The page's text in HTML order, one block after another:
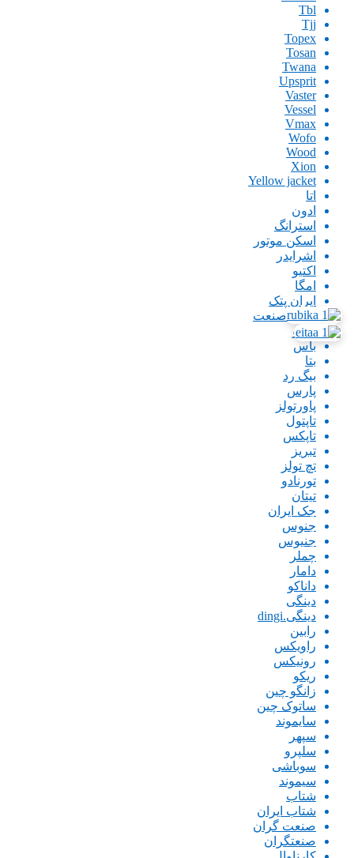
Tbl
Tjj
Topex
Tosan
Twana
Upsprit
Vaster
Vessel
Vmax
Wofo
Wood
Xion
Yellow jacket
اتا
ادون
استرانگ
اسکن موتور
اشرایدر
اکتیو
امگا
ایران پتک
ایران صنعت
اینگو
باس
بتا
بیگ رد
پارس
پاورتولز
تاپتول
تاپکس
تبریز
تچ تولز
تورنادو
تیتان
جک ایران
جنوس
جنیوس
چملر
دامار
داناکو
دینگی
دینگی.dingi
رابین
راویکس
رونیکس
ریکو
زانگو چین
ساتوک چین
سایموند
سپهر
سلپرو
سوباشی
سیموند
شتاب
شتاب ایران
صنعت گران
صنعتگران